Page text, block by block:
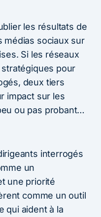
les résultats de
médias sociaux sur
Si les réseaux
pour
deux tiers
impact sur les
ou pas probant…
interrogés
un
une priorité
comme un outil
qui aident à la